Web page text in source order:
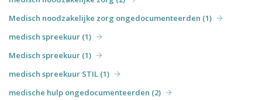
Medisch noodzakelijke zorg ongedocumenteerden (1)
medisch spreekuur (1)
Medisch spreekuur (1)
medisch spreekuur STIL (1)
medische hulp ongedocumenteerden (2)